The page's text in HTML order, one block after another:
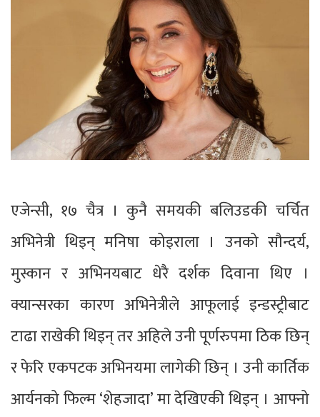
एजेन्सी, १७ चैत्र । कुनै समयकी बलिउडकी चर्चित
अभिनेत्री थिइन् मनिषा कोइराला । उनको सौन्दर्य,
मुस्कान र अभिनयबाट धेरै दर्शक दिवाना थिए ।
क्यान्सरका कारण अभिनेत्रीले आफूलाई इन्डस्ट्रीबाट
टाढा राखेकी थिइन् तर अहिले उनी पूर्णरुपमा ठिक छिन्
र फेरि एकपटक अभिनयमा लागेकी छिन् । उनी कार्तिक
आर्यनको फिल्म ‘शेहजादा’ मा देखिएकी थिइन् । आफ्नो